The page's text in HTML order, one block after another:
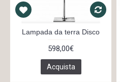
Lampada da terra Disco
598,00€
Acquista